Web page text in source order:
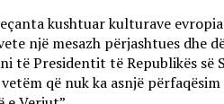
kushtuar kulturave
një mesazh përjashtues dhe
Presidentit të Republikës së
që nuk ka asnjë